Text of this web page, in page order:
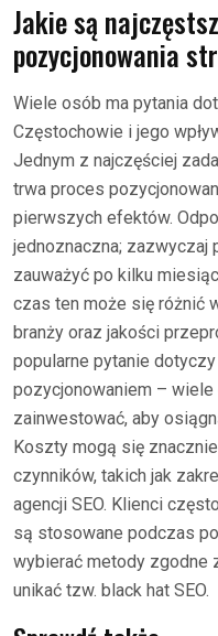
Jakie są
pozycjonowania
Wiele osób ma pytania
Częstochowie i jego
Jednym z najczęściej
trwa proces
pierwszych efektów.
jednoznaczna;
zauważyć po kilku
czas ten może się różnić
branży oraz jakości
popularne pytanie
pozycjonowaniem –
zainwestować, aby
Koszty mogą się
czynników, takich jak
agencji SEO. Klienci
są stosowane podczas
wybierać metody zgodne
unikać tzw. black hat SEO.